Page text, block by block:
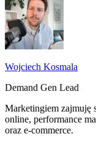
Wojciech Kosmala
Demand Gen Lead
Marketingiem zajmuję
online, performance
oraz e-commerce.